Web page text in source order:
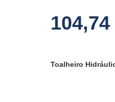
104,74
Toalheiro